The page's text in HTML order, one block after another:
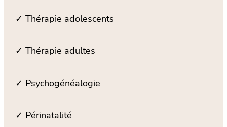
✓ Thérapie adolescents
✓ Thérapie adultes
✓ Psychogénéalogie
✓ Périnatalité